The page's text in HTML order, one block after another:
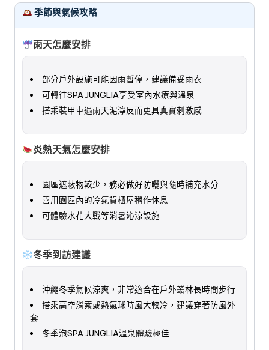
季節與氣候攻略
雨天怎麼安排
部分戶外設施可能因雨暫停，建議備妥雨衣
可轉往SPA JUNGLIA享受室內水療與溫泉
搭乘裝甲車遇雨天泥濘反而更具真實刺激感
炎熱天氣怎麼安排
園區遮蔽物較少，務必做好防曬與隨時補充水分
善用園區內的冷氣貨櫃屋稍作休息
可體驗水花大戰等消暑沁涼設施
冬季到訪建議
沖繩冬季氣候涼爽，非常適合在戶外叢林長時間步行
搭乘高空滑索或熱氣球時風大較冷，建議穿著防風外
套
冬季泡SPA JUNGLIA溫泉體驗極佳